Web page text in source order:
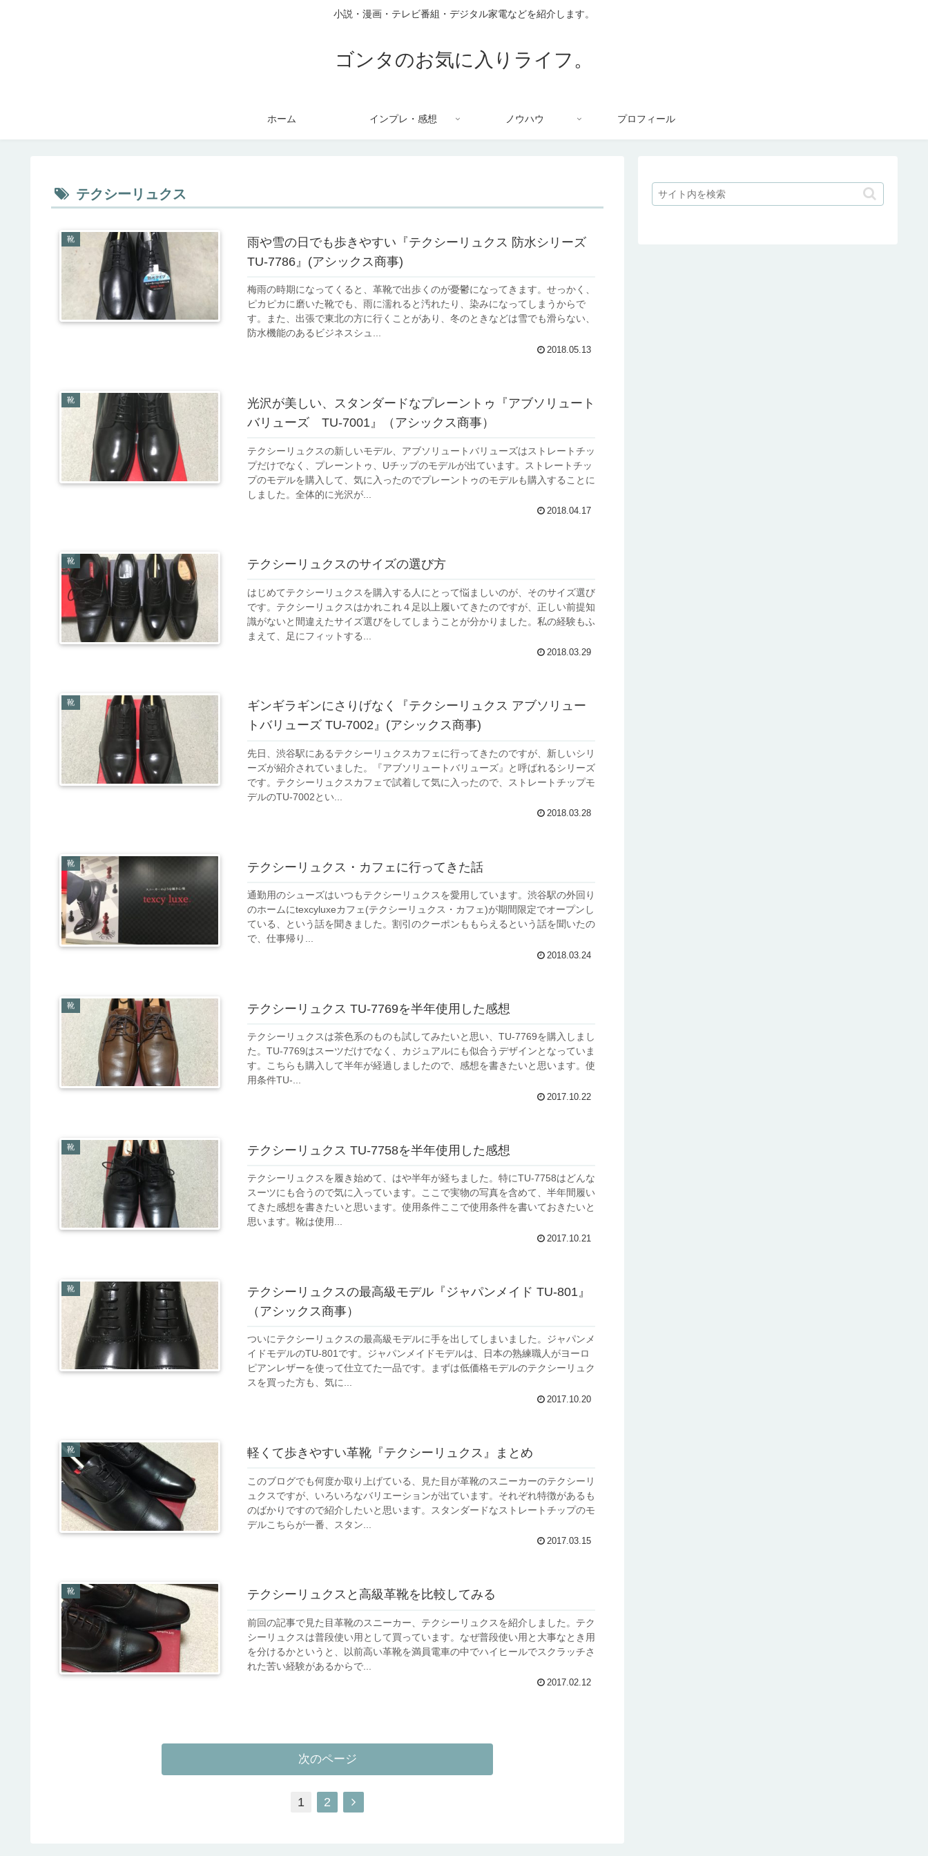
小説・漫画・テレビ番組・デジタル家電などを紹介します。
ゴンタのお気に入りライフ。
ホーム インプレ・感想 ノウハウ プロフィール
テクシーリュクス
靴
雨や雪の日でも歩きやすい『テクシーリュクス 防水シリーズ
TU-7786』(アシックス商事)
梅雨の時期になってくると、革靴で出歩くのが憂鬱になってきます。せっかく、
ピカピカに磨いた靴でも、雨に濡れると汚れたり、染みになってしまうからで
す。また、出張で東北の方に行くことがあり、冬のときなどは雪でも滑らない、
防水機能のあるビジネスシュ...
2018.05.13
靴
光沢が美しい、スタンダードなプレーントゥ『アブソリュート
バリューズ TU-7001』（アシックス商事）
テクシーリュクスの新しいモデル、アブソリュートバリューズはストレートチッ
プだけでなく、プレーントゥ、Uチップのモデルが出ています。ストレートチッ
プのモデルを購入して、気に入ったのでプレーントゥのモデルも購入することに
しました。全体的に光沢が...
2018.04.17
靴 テクシーリュクスのサイズの選び方
はじめてテクシーリュクスを購入する人にとって悩ましいのが、そのサイズ選び
です。テクシーリュクスはかれこれ４足以上履いてきたのですが、正しい前提知
識がないと間違えたサイズ選びをしてしまうことが分かりました。私の経験もふ
まえて、足にフィットする...
2018.03.29
靴
ギンギラギンにさりげなく『テクシーリュクス アブソリュー
トバリューズ TU-7002』(アシックス商事)
先日、渋谷駅にあるテクシーリュクスカフェに行ってきたのですが、新しいシリ
ーズが紹介されていました。『アブソリュートバリューズ』と呼ばれるシリーズ
です。テクシーリュクスカフェで試着して気に入ったので、ストレートチップモ
デルのTU-7002とい...
2018.03.28
靴 テクシーリュクス・カフェに行ってきた話
通勤用のシューズはいつもテクシーリュクスを愛用しています。渋谷駅の外回り
のホームにtexcyluxeカフェ(テクシーリュクス・カフェ)が期間限定でオープンし
ている、という話を聞きました。割引のクーポンももらえるという話を聞いたの
で、仕事帰り...
2018.03.24
靴 テクシーリュクス TU-7769を半年使用した感想
テクシーリュクスは茶色系のものも試してみたいと思い、TU-7769を購入しまし
た。TU-7769はスーツだけでなく、カジュアルにも似合うデザインとなっていま
す。こちらも購入して半年が経過しましたので、感想を書きたいと思います。使
用条件TU-...
2017.10.22
靴 テクシーリュクス TU-7758を半年使用した感想
テクシーリュクスを履き始めて、はや半年が経ちました。特にTU-7758はどんな
スーツにも合うので気に入っています。ここで実物の写真を含めて、半年間履い
てきた感想を書きたいと思います。使用条件ここで使用条件を書いておきたいと
思います。靴は使用...
2017.10.21
靴
テクシーリュクスの最高級モデル『ジャパンメイド TU-801』
（アシックス商事）
ついにテクシーリュクスの最高級モデルに手を出してしまいました。ジャパンメ
イドモデルのTU-801です。ジャパンメイドモデルは、日本の熟練職人がヨーロ
ピアンレザーを使って仕立てた一品です。まずは低価格モデルのテクシーリュク
スを買った方も、気に...
2017.10.20
靴 軽くて歩きやすい革靴『テクシーリュクス』まとめ
このブログでも何度か取り上げている、見た目が革靴のスニーカーのテクシーリ
ュクスですが、いろいろなバリエーションが出ています。それぞれ特徴があるも
のばかりですので紹介したいと思います。スタンダードなストレートチップのモ
デルこちらが一番、スタン...
2017.03.15
靴 テクシーリュクスと高級革靴を比較してみる
前回の記事で見た目革靴のスニーカー、テクシーリュクスを紹介しました。テク
シーリュクスは普段使い用として買っています。なぜ普段使い用と大事なとき用
を分けるかというと、以前高い革靴を満員電車の中でハイヒールでスクラッチさ
れた苦い経験があるからで...
2017.02.12
次のページ
1 2
次